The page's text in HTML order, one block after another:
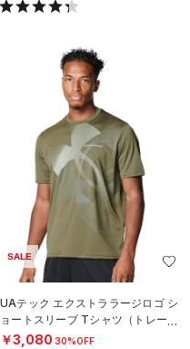
SALE
UAテック エクストララージロゴ シ
ョートスリーブ Tシャツ（トレーニ
ング/MEN）
￥3,080 30%OFF